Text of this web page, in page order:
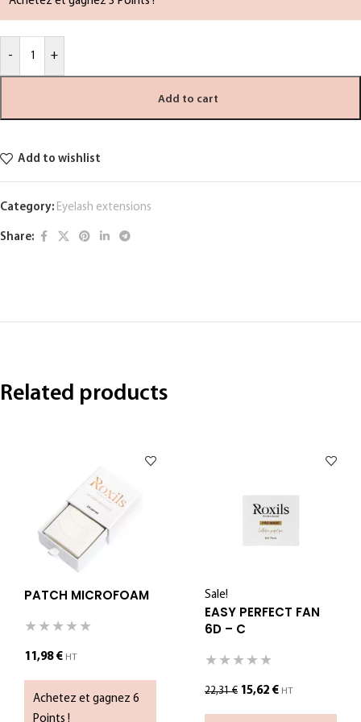
- +
Add to cart
Add to wishlist
Category: Eyelash extensions
Share:
Related products
PATCH MICROFOAM
11,98 € HT
Achetez et gagnez 6
Points !
Sale!
EASY PERFECT FAN
6D – C
22,31€ 15,62 € HT